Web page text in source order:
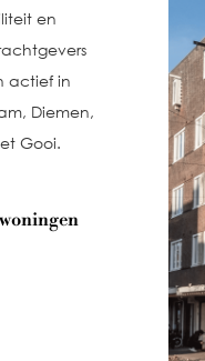
en
actief in
Diemen,
Gooi.